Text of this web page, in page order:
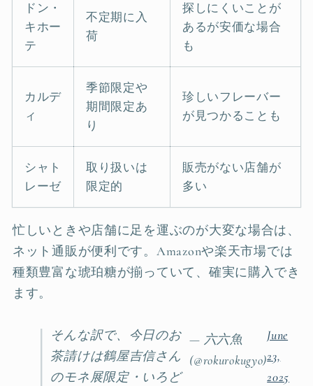
ドン・
キホー
テ
不定期に入
荷
探しにくいことが
あるが安価な場合
も
カルデ
ィ
季節限定や
期間限定あ
り
珍しいフレーバー
が見つかることも
シャト
レーゼ
取り扱いは
限定的
販売がない店舗が
多い
忙しいときや店舗に足を運ぶのが大変な場合は、
ネット通販が便利です。Amazonや楽天市場では
種類豊富な琥珀糖が揃っていて、確実に購入でき
ます。
そんな訳で、今日のお
茶請けは鶴屋吉信さん
のモネ展限定・いろど
— 六六魚
(@rokurokugyo)
June
23,
2025